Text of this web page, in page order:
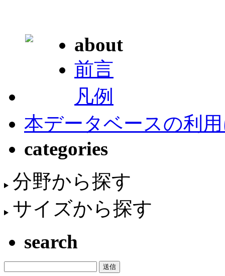
about
前言
凡例
本データベースの利
categories
分野から探す
サイズから探す
search